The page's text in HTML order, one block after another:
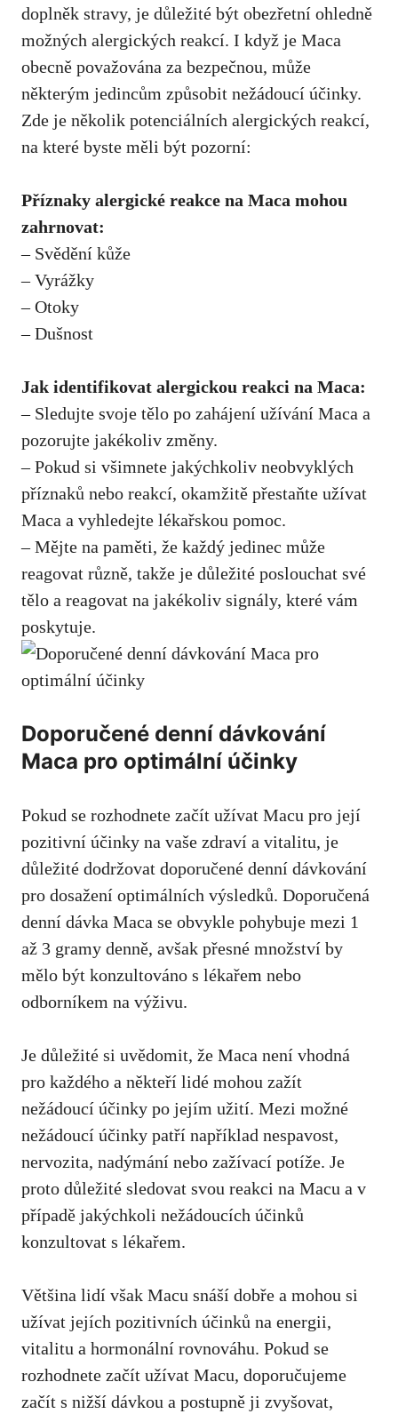
doplněk stravy, je důležité být obezřetní ohledně
možných alergických reakcí. I když je Maca
obecně považována za bezpečnou, může
některým jedincům způsobit nežádoucí účinky.
Zde je několik potenciálních alergických reakcí,
na které byste měli být pozorní:
Příznaky alergické reakce na Maca mohou
zahrnovat:
– Svědění kůže
– Vyrážky
– Otoky
– Dušnost
Jak identifikovat alergickou reakci na Maca:
– Sledujte svoje tělo po zahájení užívání Maca a
pozorujte jakékoliv změny.
– Pokud si všimnete jakýchkoliv neobvyklých
příznaků nebo reakcí, okamžitě přestaňte užívat
Maca a vyhledejte lékařskou pomoc.
– Mějte na paměti, že každý jedinec může
reagovat různě, takže je důležité poslouchat své
tělo a reagovat na jakékoliv signály, které vám
poskytuje.
Doporučené denní dávkování
Maca pro optimální účinky
Pokud se rozhodnete začít užívat Macu pro její
pozitivní účinky na vaše zdraví a vitalitu, je
důležité dodržovat doporučené denní dávkování
pro dosažení optimálních výsledků. Doporučená
denní dávka Maca se obvykle pohybuje mezi 1
až 3 gramy denně, avšak přesné množství by
mělo být konzultováno s lékařem nebo
odborníkem na výživu.
Je důležité si uvědomit, že Maca není vhodná
pro každého a někteří lidé mohou zažít
nežádoucí účinky po jejím užití. Mezi možné
nežádoucí účinky patří například nespavost,
nervozita, nadýmání nebo zažívací potíže. Je
proto důležité sledovat svou reakci na Macu a v
případě jakýchkoli nežádoucích účinků
konzultovat s lékařem.
Většina lidí však Macu snáší dobře a mohou si
užívat jejích pozitivních účinků na energii,
vitalitu a hormonální rovnováhu. Pokud se
rozhodnete začít užívat Macu, doporučujeme
začít s nižší dávkou a postupně ji zvyšovat,